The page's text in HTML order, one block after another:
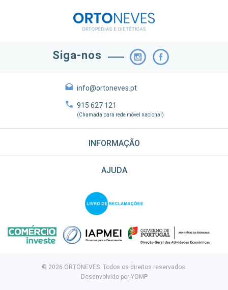
Siga-nos
info@ortoneves.pt
915 627 121
(Chamada para rede móvel nacional)
INFORMAÇÃO
AJUDA
© 2026 ORTONEVES. Todos os direitos reservados.
Desenvolvido por YOMP